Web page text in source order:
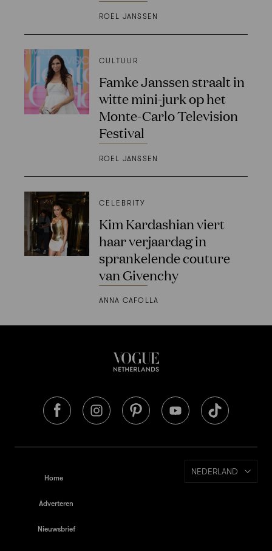
ROEL JANSSEN
CULTUUR
Famke Janssen straalt in
witte mini-jurk op het
Monte-Carlo Television
Festival
ROEL JANSSEN
CELEBRITY
Kim Kardashian viert
haar verjaardag in
sprankelende couture
van Givenchy
ANNA CAFOLLA
Home
Adverteren
Nieuwsbrief
NEDERLAND